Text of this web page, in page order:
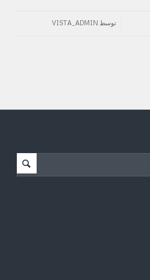
توسط VISTA_ADMIN